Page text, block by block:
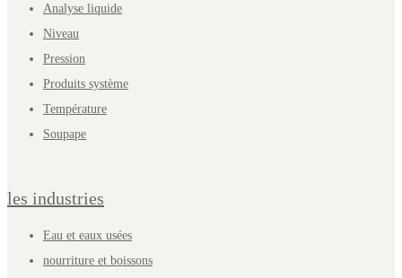
Analyse liquide
Niveau
Pression
Produits système
Température
Soupape
les industries
Eau et eaux usées
nourriture et boissons